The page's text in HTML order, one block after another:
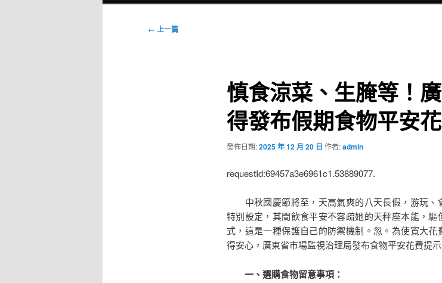
文
← 上一篇
慎食涼菜、生腌等！
得發布假期食物平安
發佈日期:2025 年 12 月 20 日 作者:admin
requestId:69457a3e6961c1.53889077.
中秋國慶節將至，天高氣爽的八天長假，游玩、
特別設定，其間飲食平安不容疏她的天秤座本能，
式，這是一種保護自己的防禦機制。忽。為使寬大
得安心，廣東省市場監視治理局發布食物平安花費提示
一、選購食物留意事項：